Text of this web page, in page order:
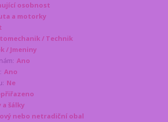
osobnost
a motorky
/ Technik
/ Jmeniny
Ano
Ano
Ne
a šálky
nebo netradiční obal